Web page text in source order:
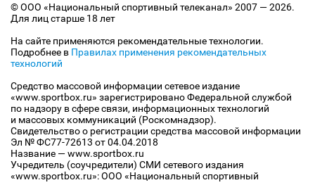
© ООО «Национальный спортивный телеканал» 2007 — 2026.
Для лиц старше 18 лет
На сайте применяются рекомендательные технологии.
Подробнее в Правилах применения рекомендательных
технологий
Средство массовой информации сетевое издание
«www.sportbox.ru» зарегистрировано Федеральной службой
по надзору в сфере связи, информационных технологий
и массовых коммуникаций (Роскомнадзор).
Свидетельство о регистрации средства массовой информации
Эл № ФС77-72613 от 04.04.2018
Название — www.sportbox.ru
Учредитель (соучредители) СМИ сетевого издания
«www.sportbox.ru»: ООО «Национальный спортивный